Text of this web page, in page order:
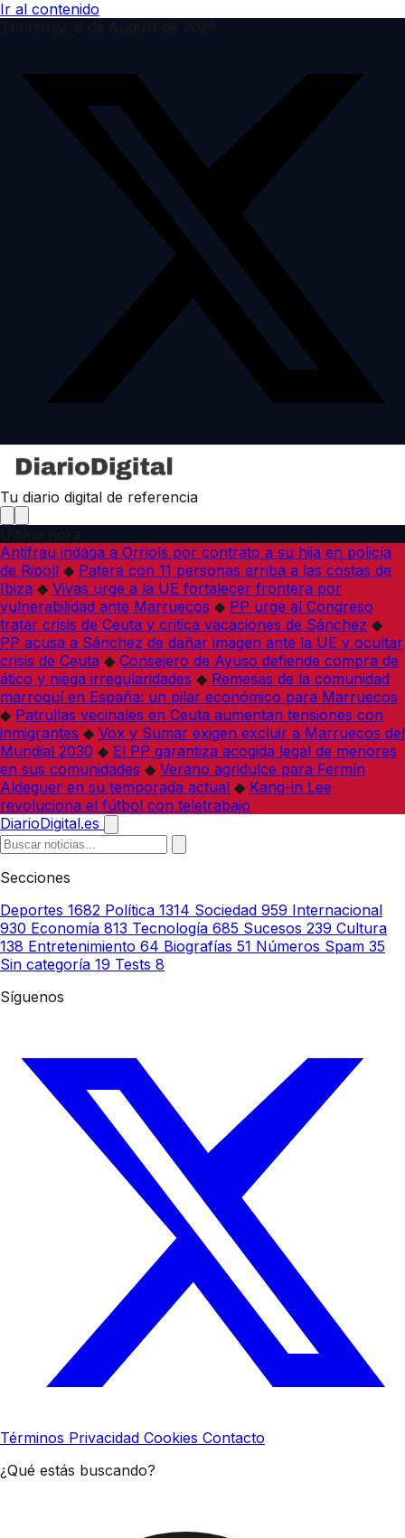
Ir al contenido
Tu diario digital de referencia
Antifrau indaga a Orriols por contrato a su hija en policía
de Ripoll ◆ Patera con 11 personas arriba a las costas de
Ibiza ◆ Vivas urge a la UE fortalecer frontera por
vulnerabilidad ante Marruecos ◆ PP urge al Congreso
tratar crisis de Ceuta y critica vacaciones de Sánchez ◆
PP acusa a Sánchez de dañar imagen ante la UE y ocultar
crisis de Ceuta ◆ Consejero de Ayuso defiende compra de
ático y niega irregularidades ◆ Remesas de la comunidad
marroquí en España: un pilar económico para Marruecos
◆ Patrullas vecinales en Ceuta aumentan tensiones con
inmigrantes ◆ Vox y Sumar exigen excluir a Marruecos del
Mundial 2030 ◆ El PP garantiza acogida legal de menores
en sus comunidades ◆ Verano agridulce para Fermín
Aldeguer en su temporada actual ◆ Kang-in Lee
revoluciona el fútbol con teletrabajo
DiarioDigital.es
Secciones
Deportes 1682 Política 1314 Sociedad 959 Internacional
930 Economía 813 Tecnología 685 Sucesos 239 Cultura
138 Entretenimiento 64 Biografías 51 Números Spam 35
Sin categoría 19 Tests 8
Síguenos
Términos Privacidad Cookies Contacto
¿Qué estás buscando?